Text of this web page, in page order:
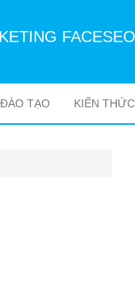
FACESEO
TẠO KIẾN THỨC